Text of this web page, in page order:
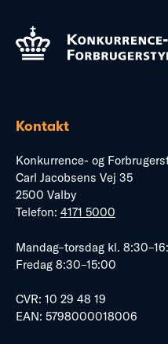
Kontakt
Konkurrence- og
Carl Jacobsens Vej 35
2500 Valby
Telefon: 4171 5000
Mandag–torsdag kl.
Fredag 8:30–15:00
CVR: 10 29 48 19
EAN: 5798000018006